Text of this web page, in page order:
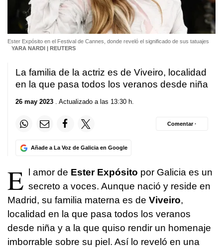
Ester Expósito en el Festival de Cannes, donde reveló el significado de sus tatuajes
YARA NARDI | REUTERS
La familia de la actriz es de Viveiro, localidad
en la que pasa todos los veranos desde niña
26 may 2023 . Actualizado a las 13:30 h.
Añade a La Voz de Galicia en Google
Comentar ·
E l amor de Ester Expósito por Galicia es un
secreto a voces. Aunque nació y reside en
Madrid, su familia materna es de Viveiro,
localidad en la que pasa todos los veranos
desde niña y a la que quiso rendir un homenaje
imborrable sobre su piel. Así lo reveló en una